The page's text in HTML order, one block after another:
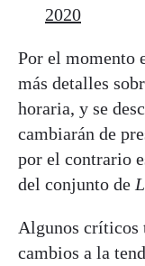
2020
Por el momento
más detalles
horaria, y se
cambiarán de
por el contrario
del conjunto de
Algunos críticos
cambios a la